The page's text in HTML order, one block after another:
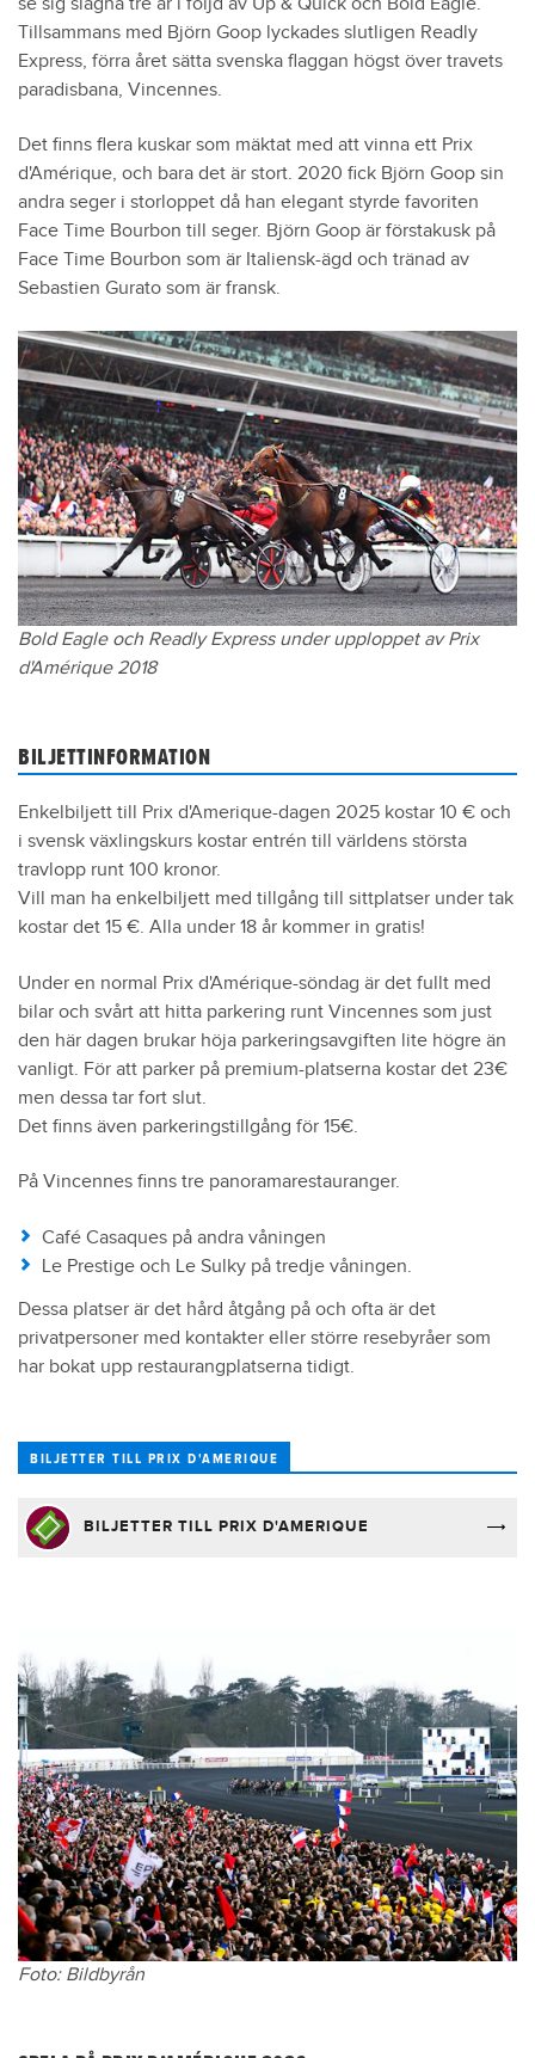
1978
Grandpré, h5
1979
High Echelon, h6
1980
Eleazar, h10
1982
Hymour, h9
1983
Idéal du Gazeau, h9
1984
Lurabo, h7
1985
Lutin d'Isigny, h8
1987
Ourasi, h7
1988
Ourasi, h8
1989
Queila Gédé, s7
1990
Ourasi, h10
1991
Tenor de Baune, h6
1992
Verdict Gédé, h5
1993
Queen L., s7
1994
Sea Cove, h8
1995
Ina Scot, s6
1998
Dryade des Bois, s7
2000
Général du Pommeau, h6
2001
Varenne, h6
2002
Varenne, h7
2004
Kesaco Phedo, h6
2005
Jag De Bellouet, h 8
2006
Gigant Neo, h 8
2007
Offshore Dream, h 5
2008
Offshore Dream, h 6
2011
Ready Cash, h 6
Ready Cash, h 7
2013
Royal Dream, h 8
2017
Bold Eagle, h 6
2023
Hooker Berry, h
2024
Idao de Tillard, h 6
2025
Idao de Tillard, h 7
2026
Hokkaido Jiel, h 9
Tillsammans med Björn Goop lyckades slutligen Readly
Express, förra året sätta svenska flaggan högst över travets
paradisbana, Vincennes.
Det finns flera kuskar som mäktat med att vinna ett Prix
d'Amérique, och bara det är stort. 2020 fick Björn Goop sin
andra seger i storloppet då han elegant styrde favoriten
Face Time Bourbon till seger. Björn Goop är förstakusk på
Face Time Bourbon som är Italiensk-ägd och tränad av
Sebastien Gurato som är fransk.
Bold Eagle och Readly Express under upploppet av Prix
d'Amérique 2018
BILJETTINFORMATION
Enkelbiljett till Prix d'Amerique-dagen 2025 kostar 10 € och
i svensk växlingskurs kostar entrén till världens största
travlopp runt 100 kronor.
Vill man ha enkelbiljett med tillgång till sittplatser under tak
kostar det 15 €. Alla under 18 år kommer in gratis!
Under en normal Prix d'Amérique-söndag är det fullt med
bilar och svårt att hitta parkering runt Vincennes som just
den här dagen brukar höja parkeringsavgiften lite högre än
vanligt. För att parker på premium-platserna kostar det 23€
men dessa tar fort slut.
Det finns även parkeringstillgång för 15€.
På Vincennes finns tre panoramarestauranger.
Café Casaques på andra våningen
Le Prestige och Le Sulky på tredje våningen.
Dessa platser är det hård åtgång på och ofta är det
privatpersoner med kontakter eller större resebyråer som
har bokat upp restaurangplatserna tidigt.
BILJETTER TILL PRIX D'AMERIQUE
BILJETTER TILL PRIX D'AMERIQUE
Foto: Bildbyrån